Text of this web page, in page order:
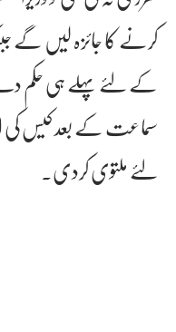
کرنے کا جائزہ لیں گے
کے لئے پہلے ہی حکم
لئے ملتوی کردی۔